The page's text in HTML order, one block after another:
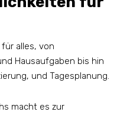
alles, von
Hausaufgaben bis hin
und Tagesplanung.
macht es zur